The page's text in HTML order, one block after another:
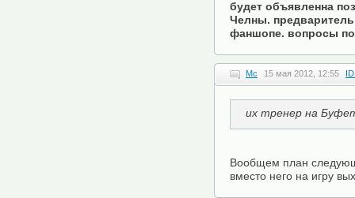
будет объявленна
Челны.
фаншопе. вопросы по
Mc 15 мая 2012, 12:55
их тренер на
Вообщем план
вместо него на игру